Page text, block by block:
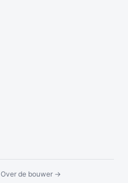
Over de bouwer →